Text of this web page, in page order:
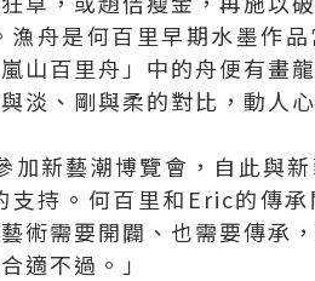
舟是何百里早期水墨作
山百里舟」中的舟便有畫
淡、剛與柔的對比，動人
新藝潮博覽會，自此與
持。何百里和Eric的傳
術需要開闢、也需要傳承
適不過。」